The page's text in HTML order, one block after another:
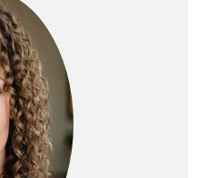
Puissance: 34w.
Comprend une
télécommande et 3
niveaux
d'intensité. Meuble
TV avec porte,
grande capacité de
rangement.
Dimensions du